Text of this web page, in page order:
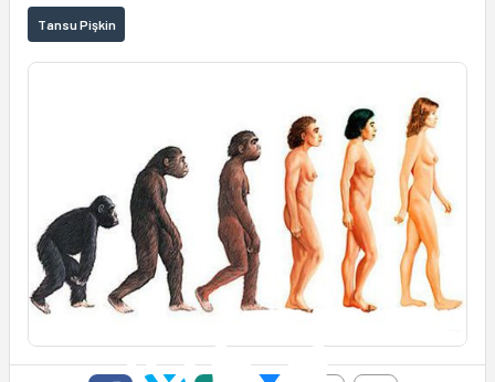
Tansu Pişkin